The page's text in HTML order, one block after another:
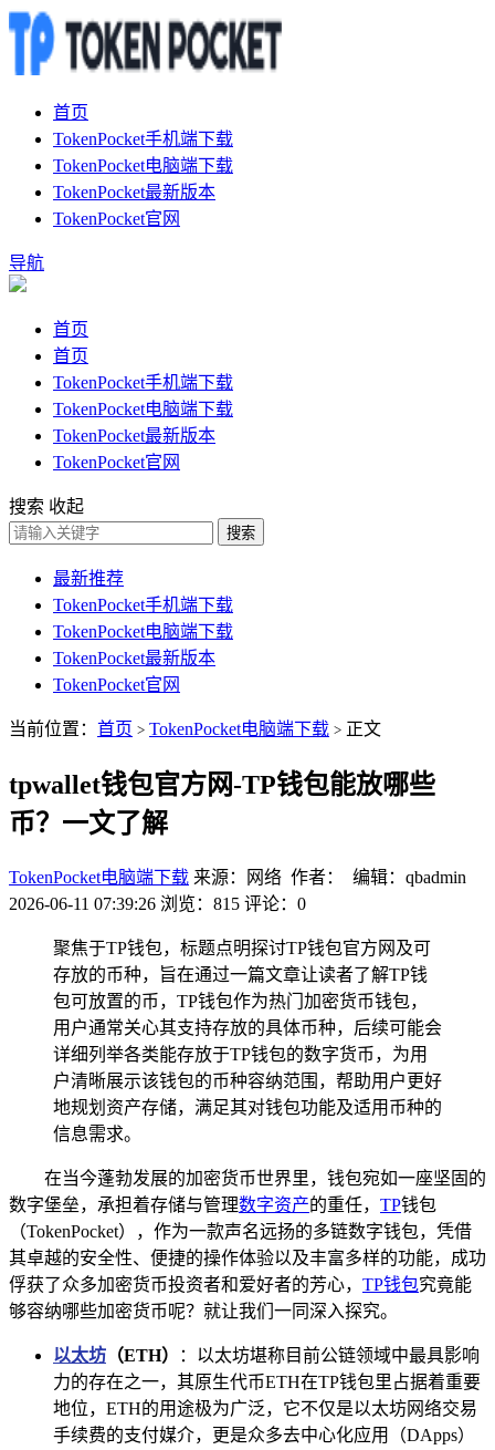
首页
TokenPocket手机端下载
TokenPocket电脑端下载
TokenPocket最新版本
TokenPocket官网
导航
首页
首页
TokenPocket手机端下载
TokenPocket电脑端下载
TokenPocket最新版本
TokenPocket官网
搜索 收起
搜索
最新推荐
TokenPocket手机端下载
TokenPocket电脑端下载
TokenPocket最新版本
TokenPocket官网
当前位置： 首页 > TokenPocket电脑端下载 > 正文
tpwallet钱包官方网-TP钱包能放哪些
币？一文了解
TokenPocket电脑端下载 来源：网络 作者： 编辑：qbadmin
2026-06-11 07:39:26 浏览：815 评论：0
聚焦于TP钱包，标题点明探讨TP钱包官方网及可
存放的币种，旨在通过一篇文章让读者了解TP钱
包可放置的币，TP钱包作为热门加密货币钱包，
用户通常关心其支持存放的具体币种，后续可能会
详细列举各类能存放于TP钱包的数字货币，为用
户清晰展示该钱包的币种容纳范围，帮助用户更好
地规划资产存储，满足其对钱包功能及适用币种的
信息需求。
在当今蓬勃发展的加密货币世界里，钱包宛如一座坚固的
数字堡垒，承担着存储与管理数字资产的重任， TP钱包
（TokenPocket），作为一款声名远扬的多链数字钱包，凭借
其卓越的安全性、便捷的操作体验以及丰富多样的功能，成功
俘获了众多加密货币投资者和爱好者的芳心， TP钱包究竟能
够容纳哪些加密货币呢？就让我们一同深入探究。
以太坊 （ETH）
：以太坊堪称目前公链领域中最具影响
力的存在之一，其原生代币ETH在TP钱包里占据着重要
地位，ETH的用途极为广泛，它不仅是以太坊网络交易
手续费的支付媒介，更是众多去中心化应用（DApps）